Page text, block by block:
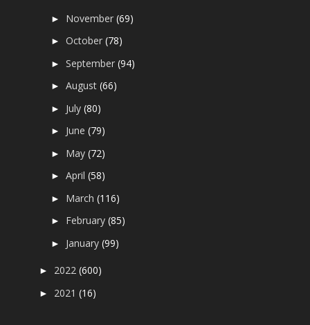
► November(69)
►October(78)
►September(94)
►August(66)
► July(80)
► June(79)
► May(72)
►April(58)
► March(116)
► February(85)
► January(99)
► 2022(600)
► 2021(16)